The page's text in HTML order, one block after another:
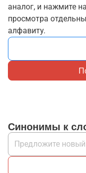
аналог, и нажмите
просмотра
алфавиту.
Синонимы к